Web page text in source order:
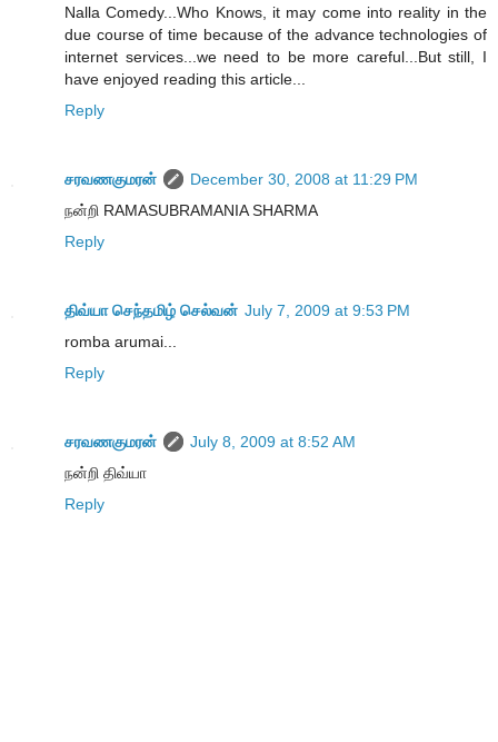
Nalla Comedy...Who Knows, it may come into reality in the
due course of time because of the advance technologies of
internet services...we need to be more careful...But still, I
have enjoyed reading this article...
Reply
சரவணகுமரன்
December 30, 2008 at 11:29 PM
நன்றி RAMASUBRAMANIA SHARMA
Reply
திவ்யா செந்தமிழ் செல்வன் July 7, 2009 at 9:53 PM
romba arumai...
Reply
சரவணகுமரன்
July 8, 2009 at 8:52 AM
நன்றி திவ்யா
Reply